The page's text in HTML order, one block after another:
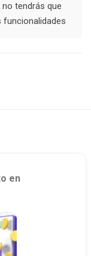
tendrás que
funcionalidades
en